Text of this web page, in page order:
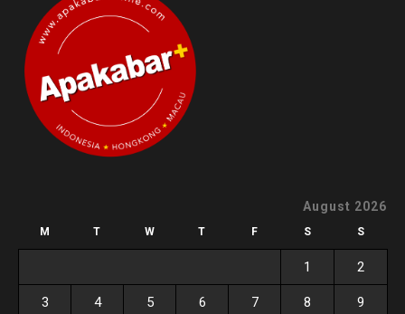
August 2026
M T W T F S S
1 2
3 4 5 6 7 8 9